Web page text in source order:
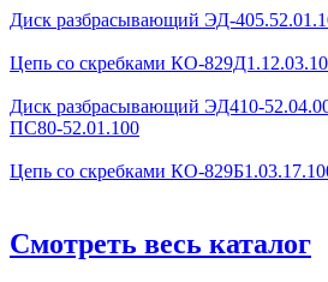
Диск разбрасывающий ЭД-
Цепь со скребками КО-
Диск разбрасывающий ЭД410-
ПС80-52.01.100
Цепь со скребками КО-
Смотреть весь каталог